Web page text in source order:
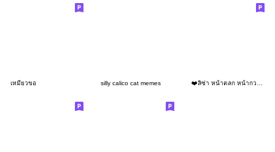
เหมียวขอ silly calico cat memes